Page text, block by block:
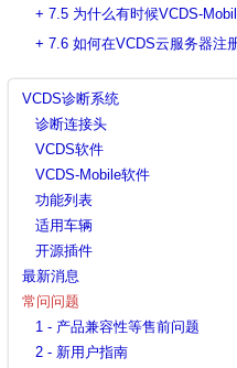
7.5 为什么有时候VCDS-
7.6 如何在VCDS云服务器注
VCDS诊断系统
诊断连接头
VCDS软件
VCDS-Mobile软件
功能列表
适用车辆
开源插件
最新消息
常问问题
1 - 产品兼容性等售前问题
2 - 新用户指南